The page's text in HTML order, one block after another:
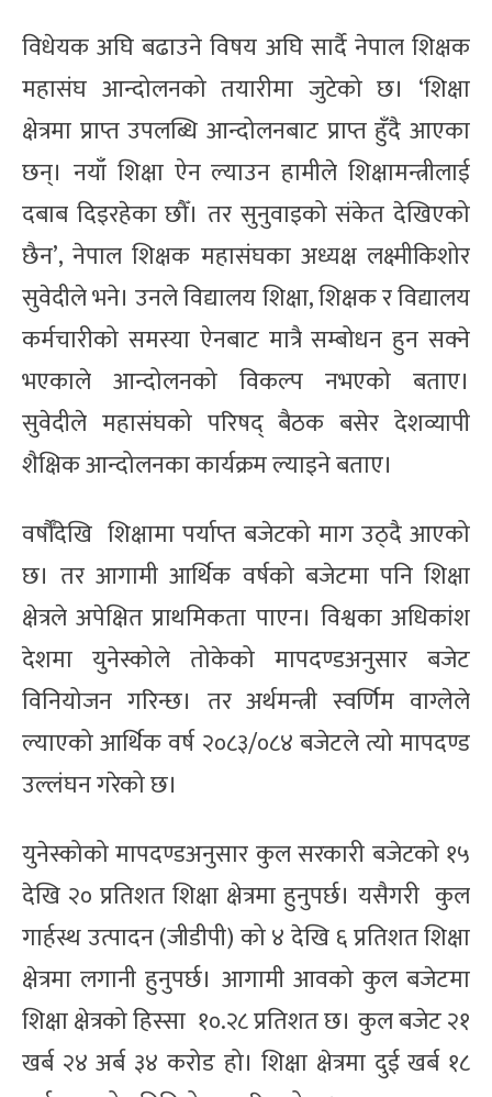
विधेयक अघि बढाउने विषय अघि सार्दै नेपाल शिक्षक
महासंघ आन्दोलनको तयारीमा जुटेको छ। ‘शिक्षा
क्षेत्रमा प्राप्त उपलब्धि आन्दोलनबाट प्राप्त हुँदै आएका
छन्। नयाँ शिक्षा ऐन ल्याउन हामीले शिक्षामन्त्रीलाई
दबाब दिइरहेका छौँ। तर सुनुवाइको संकेत देखिएको
छैन’, नेपाल शिक्षक महासंघका अध्यक्ष लक्ष्मीकिशोर
सुवेदीले भने। उनले विद्यालय शिक्षा, शिक्षक र विद्यालय
कर्मचारीको समस्या ऐनबाट मात्रै सम्बोधन हुन सक्ने
भएकाले आन्दोलनको विकल्प नभएको बताए।
सुवेदीले महासंघको परिषद् बैठक बसेर देशव्यापी
शैक्षिक आन्दोलनका कार्यक्रम ल्याइने बताए।
वर्षौँदेखि शिक्षामा पर्याप्त बजेटको माग उठ्दै आएको
छ। तर आगामी आर्थिक वर्षको बजेटमा पनि शिक्षा
क्षेत्रले अपेक्षित प्राथमिकता पाएन। विश्वका अधिकांश
देशमा युनेस्कोले तोकेको मापदण्डअनुसार बजेट
विनियोजन गरिन्छ। तर अर्थमन्त्री स्वर्णिम वाग्लेले
ल्याएको आर्थिक वर्ष २०८३/०८४ बजेटले त्यो मापदण्ड
उल्लंघन गरेको छ।
युनेस्कोको मापदण्डअनुसार कुल सरकारी बजेटको १५
देखि २० प्रतिशत शिक्षा क्षेत्रमा हुनुपर्छ। यसैगरी कुल
गार्हस्थ उत्पादन (जीडीपी) को ४ देखि ६ प्रतिशत शिक्षा
क्षेत्रमा लगानी हुनुपर्छ। आगामी आवको कुल बजेटमा
शिक्षा क्षेत्रको हिस्सा १०.२८ प्रतिशत छ। कुल बजेट २१
खर्ब २४ अर्ब ३४ करोड हो। शिक्षा क्षेत्रमा दुई खर्ब १८